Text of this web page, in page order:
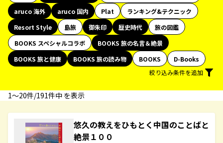
aruco 海外
aruco 国内 Plat
ランキング&テクニック
Resort Style
島旅 御朱印 歴史時代
旅の図鑑
BOOKS スペシャルコラボ
BOOKS 旅の名言＆絶景
BOOKS 旅と健康
BOOKS 旅の読み物 BOOKS
D-Books
絞り込み条件を追加
1〜20件/191件中 を表示
悠久の教えをひもとく中国のことばと
絶景１００